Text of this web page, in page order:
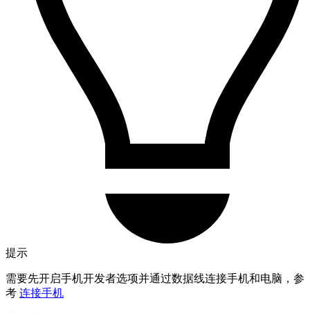
提示
需要先开启手机开发者选项并通过数据线连接手机和电脑，参
考 连接手机